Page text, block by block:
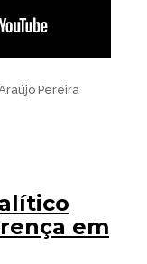
Pereira
em